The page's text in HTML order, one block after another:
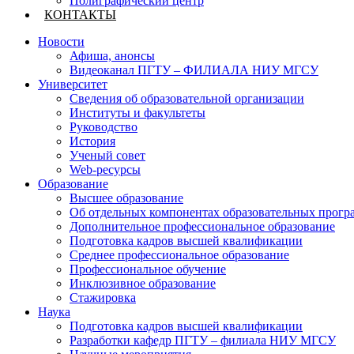
КОНТАКТЫ
Новости
Афиша, анонсы
Видеоканал ПГТУ – ФИЛИАЛА НИУ МГСУ
Университет
Сведения об образовательной организации
Институты и факультеты
Руководство
История
Ученый совет
Web-ресурсы
Образование
Высшее образование
Об отдельных компонентах образовательных
Дополнительное профессиональное образование
Подготовка кадров высшей квалификации
Среднее профессиональное образование
Профессиональное обучение
Инклюзивное образование
Стажировка
Наука
Подготовка кадров высшей квалификации
Разработки кафедр ПГТУ – филиала НИУ МГСУ